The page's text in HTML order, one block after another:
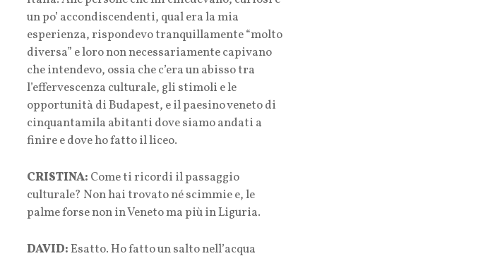
un po’ accondiscendenti, qual era la mia
esperienza, rispondevo tranquillamente “molto
diversa” e loro non necessariamente capivano
che intendevo, ossia che c’era un abisso tra
l’effervescenza culturale, gli stimoli e le
opportunità di Budapest, e il paesino veneto di
cinquantamila abitanti dove siamo andati a
finire e dove ho fatto il liceo.
CRISTINA: Come ti ricordi il passaggio
culturale? Non hai trovato né scimmie e, le
palme forse non in Veneto ma più in Liguria.
DAVID:Esatto. Ho fatto un salto nell’acqua